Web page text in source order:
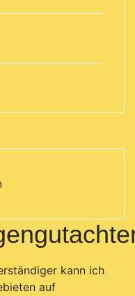
kann ich
auf